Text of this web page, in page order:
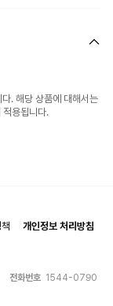
. 해당 상품에 대해서는
적용됩니다.
개인정보 처리방침
전화번호 1544-0790